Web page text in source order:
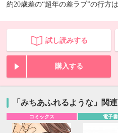
約20歳差の“超年の差ラブ”の行方
試し読みする
購入する
「みちあふれるような」関
コミックス 電子